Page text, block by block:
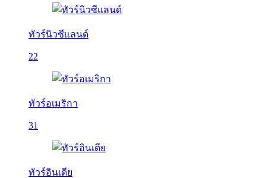
ทัวร์นิวซีแลนด์
22
ทัวร์อเมริกา
31
ทัวร์อินเดีย